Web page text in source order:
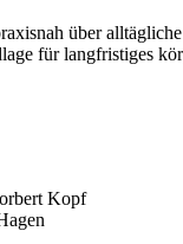
über
für langfristiges
Kopf